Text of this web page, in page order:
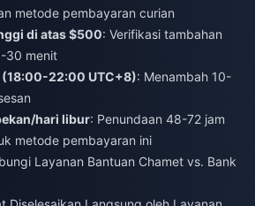
metode pembayaran curian
di atas $500: Verifikasi tambahan
30 menit
(18:00-22:00 UTC+8): Menambah 10-
hari libur: Penundaan 48-72 jam
metode pembayaran ini
Layanan Bantuan Chamet vs. Bank